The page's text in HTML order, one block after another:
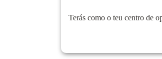
Terás como o teu centro de